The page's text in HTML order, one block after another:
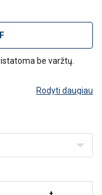
be varžtų.
Rodyti daugiau